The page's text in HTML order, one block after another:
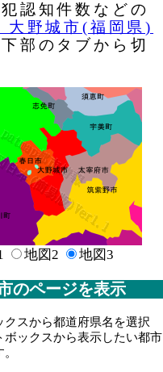
認知件数などの
大野城市(福岡県)
部のタブから切
地図2 地図3
のページを表示
クスから都道府県名を選択
ボックスから表示したい都市